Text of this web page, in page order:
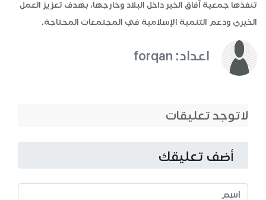
تنفذها جمعية آفاق الخير داخل البلاد وخارجها، بهدف تعزيز العمل
الخيري ودعم التنمية الإسلامية في المجتمعات المحتاجة.
اعداد: forqan
لاتوجد تعليقات
أضف تعليقك